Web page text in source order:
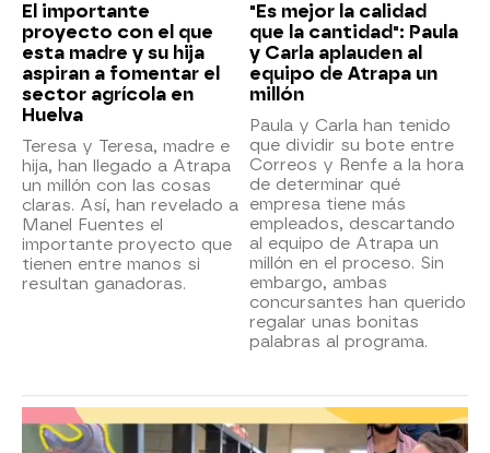
El importante
proyecto con el que
esta madre y su hija
aspiran a fomentar el
sector agrícola en
Huelva
Teresa y Teresa, madre e
hija, han llegado a Atrapa
un millón con las cosas
claras. Así, han revelado a
Manel Fuentes el
importante proyecto que
tienen entre manos si
resultan ganadoras.
"Es mejor la calidad
que la cantidad": Paula
y Carla aplauden al
equipo de Atrapa un
millón
Paula y Carla han tenido
que dividir su bote entre
Correos y Renfe a la hora
de determinar qué
empresa tiene más
empleados, descartando
al equipo de Atrapa un
millón en el proceso. Sin
embargo, ambas
concursantes han querido
regalar unas bonitas
palabras al programa.